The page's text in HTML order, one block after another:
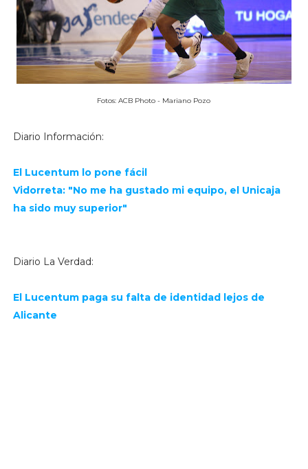
Fotos: ACB Photo - Mariano Pozo
Diario Información:
El Lucentum lo pone fácil
Vidorreta: "No me ha gustado mi equipo, el Unicaja
ha sido muy superior"
Diario La Verdad:
El Lucentum paga su falta de identidad lejos de
Alicante